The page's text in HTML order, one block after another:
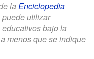
la Enciclopedia
utilizar
bajo la
a menos que se indique